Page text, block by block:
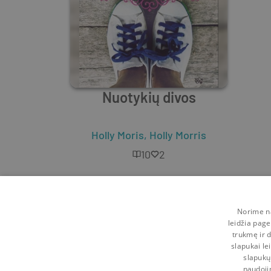
Nuotykių divos
Holly Moris, Holly Morris
10
2
Norime
leidžia
trukmę ir
slapukai